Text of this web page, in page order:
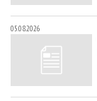
05.08.2026